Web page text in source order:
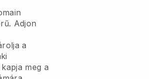
Adjon
a
meg a